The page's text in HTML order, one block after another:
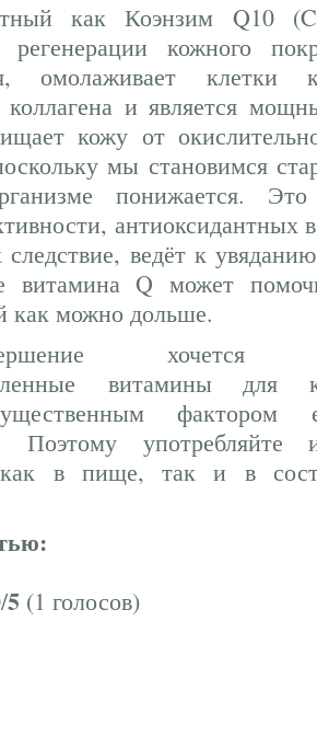
как Коэнзим Q10
регенерации кожного
омолаживает клетки
коллагена и является
кожу от
мы становимся
понижается.
антиоксидантных
следствие, ведёт к
витамина Q может
как можно дольше.
хочется
витамины для
Поэтому
как в пище, так и в
5 (1 голосов)